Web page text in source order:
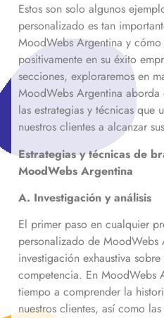
Estos son solo algunos
personalizado es tan
MoodWebs Argentina y
positivamente en su éxito
secciones, exploraremos en
MoodWebs Argentina
las estrategias y técnicas que
nuestros clientes a alcanzar
Estrategias y técnicas de
MoodWebs Argentina
A. Investigación y análisis
El primer paso en cualquier
personalizado de MoodWebs
investigación exhaustiva
competencia. En MoodWebs
tiempo a comprender la
nuestros clientes, así como